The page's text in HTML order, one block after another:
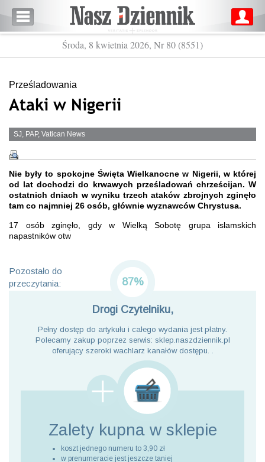
Środa, 8 kwietnia 2026, Nr 80 (8551)
Prześladowania
Ataki w Nigerii
SJ, PAP, Vatican News
Nie były to spokojne Święta Wielkanocne w Nigerii, w której
od lat dochodzi do krwawych prześladowań chrześcijan. W
ostatnich dniach w wyniku trzech ataków zbrojnych zginęło
tam co najmniej 26 osób, głównie wyznawców Chrystusa.
17 osób zginęło, gdy w Wielką Sobotę grupa islamskich
napastników otw
Pozostało do
przeczytania:
87%
Drogi Czytelniku,
Pełny dostęp do artykułu i całego wydania jest płatny.
Polecamy zakup poprzez serwis: sklep.naszdziennik.pl
oferujący szeroki wachlarz kanałów dostępu. .
Zalety kupna w sklepie
koszt jednego numeru to 3,90 zł
w prenumeracie jest jeszcze taniej